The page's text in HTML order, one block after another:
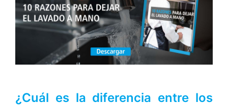
¿Cuál es la diferencia entre los